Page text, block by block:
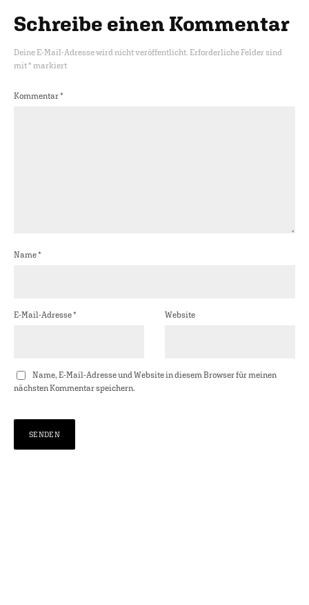
Schreibe einen Kommentar
Deine E-Mail-Adresse wird nicht veröffentlicht. Erforderliche Felder sind
mit* markiert
Kommentar*
Name*
E-Mail-Adresse* Website
Name, E-Mail-Adresse und Website in diesem Browser für meinen
nächsten Kommentar speichern.